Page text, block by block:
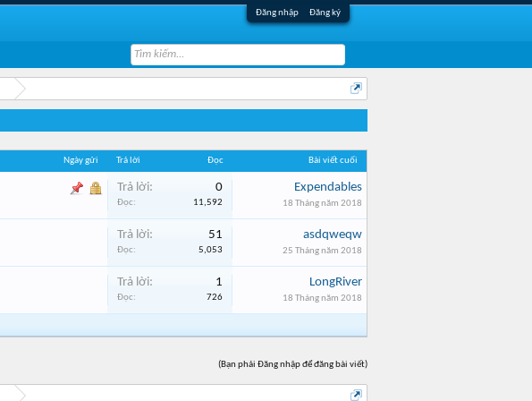
Đăng nhập Đăng ký
Ngày gửi Trả lời Đọc Bài viết cuối
Trả lời: 0
Đọc: 11,592
Expendables
18 Tháng năm 2018
Trả lời: 51
Đọc: 5,053
asdqweqw
25 Tháng năm 2018
Trả lời: 1
Đọc: 726
LongRiver
18 Tháng năm 2018
(Bạn phải Đăng nhập để đăng bài viết)